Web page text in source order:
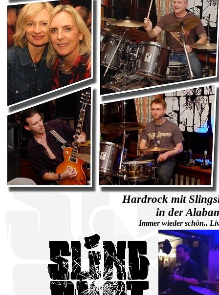
Hardrock mit
in der
Immer wieder schön..